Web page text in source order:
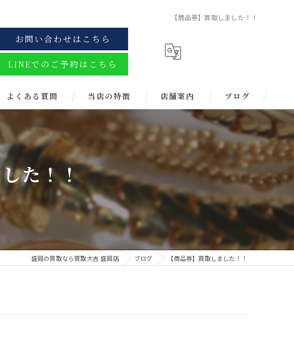
【商品券】買取しました！！
お問い合わせはこちら
LINEでのご予約はこちら
よくある質問 当店の特徴
ブランド
金券
時計
店舗案内 ブログ
した！！
盛岡の買取なら買取大吉 盛岡店 ブログ 【商品券】買取しました！！